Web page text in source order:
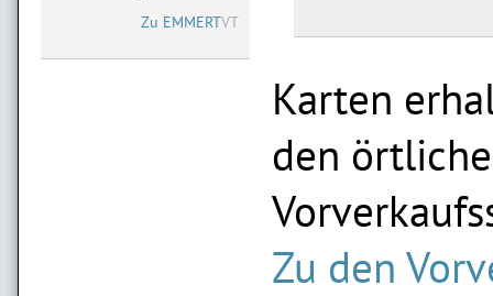
Zu EMMERTVT
Karten
den
Zu den